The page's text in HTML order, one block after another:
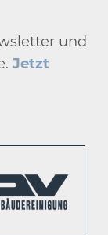
und
Jetzt